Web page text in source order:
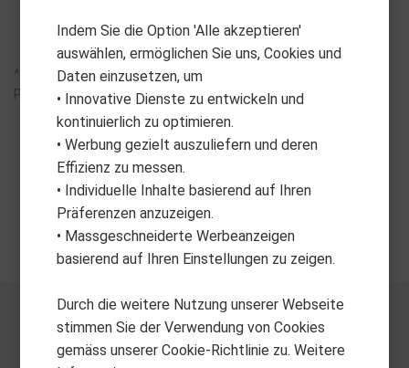
*unverbindliche
Preisempfehlung
Indem Sie die Option 'Alle akzeptieren'
auswählen, ermöglichen Sie uns, Cookies und
Daten einzusetzen, um
• Innovative Dienste zu entwickeln und
kontinuierlich zu optimieren.
• Werbung gezielt auszuliefern und deren
Effizienz zu messen.
• Individuelle Inhalte basierend auf Ihren
Präferenzen anzuzeigen.
• Massgeschneiderte Werbeanzeigen
basierend auf Ihren Einstellungen zu zeigen.
Durch die weitere Nutzung unserer Webseite
stimmen Sie der Verwendung von Cookies
gemäss unserer Cookie-Richtlinie zu. Weitere